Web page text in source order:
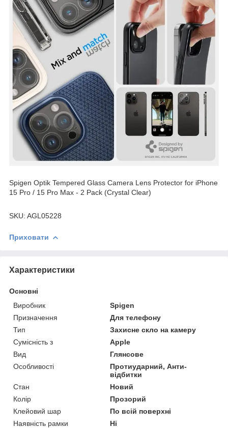
Spigen Optik Tempered Glass Camera Lens Protector for iPhone
15 Pro / 15 Pro Max - 2 Pack (Crystal Clear)
SKU: AGL05228
Приховати
Характеристики
Основні
Виробник
Spigen
Призначення
Для телефону
Тип
Захисне скло на камеру
Сумісність з
Apple
Вид
Глянсове
Особливості
Протиударний, Анти-
відбитки
Стан
Новий
Колір
Прозорий
Клейовий шар
По всій поверхні
Наявність рамки
Ні